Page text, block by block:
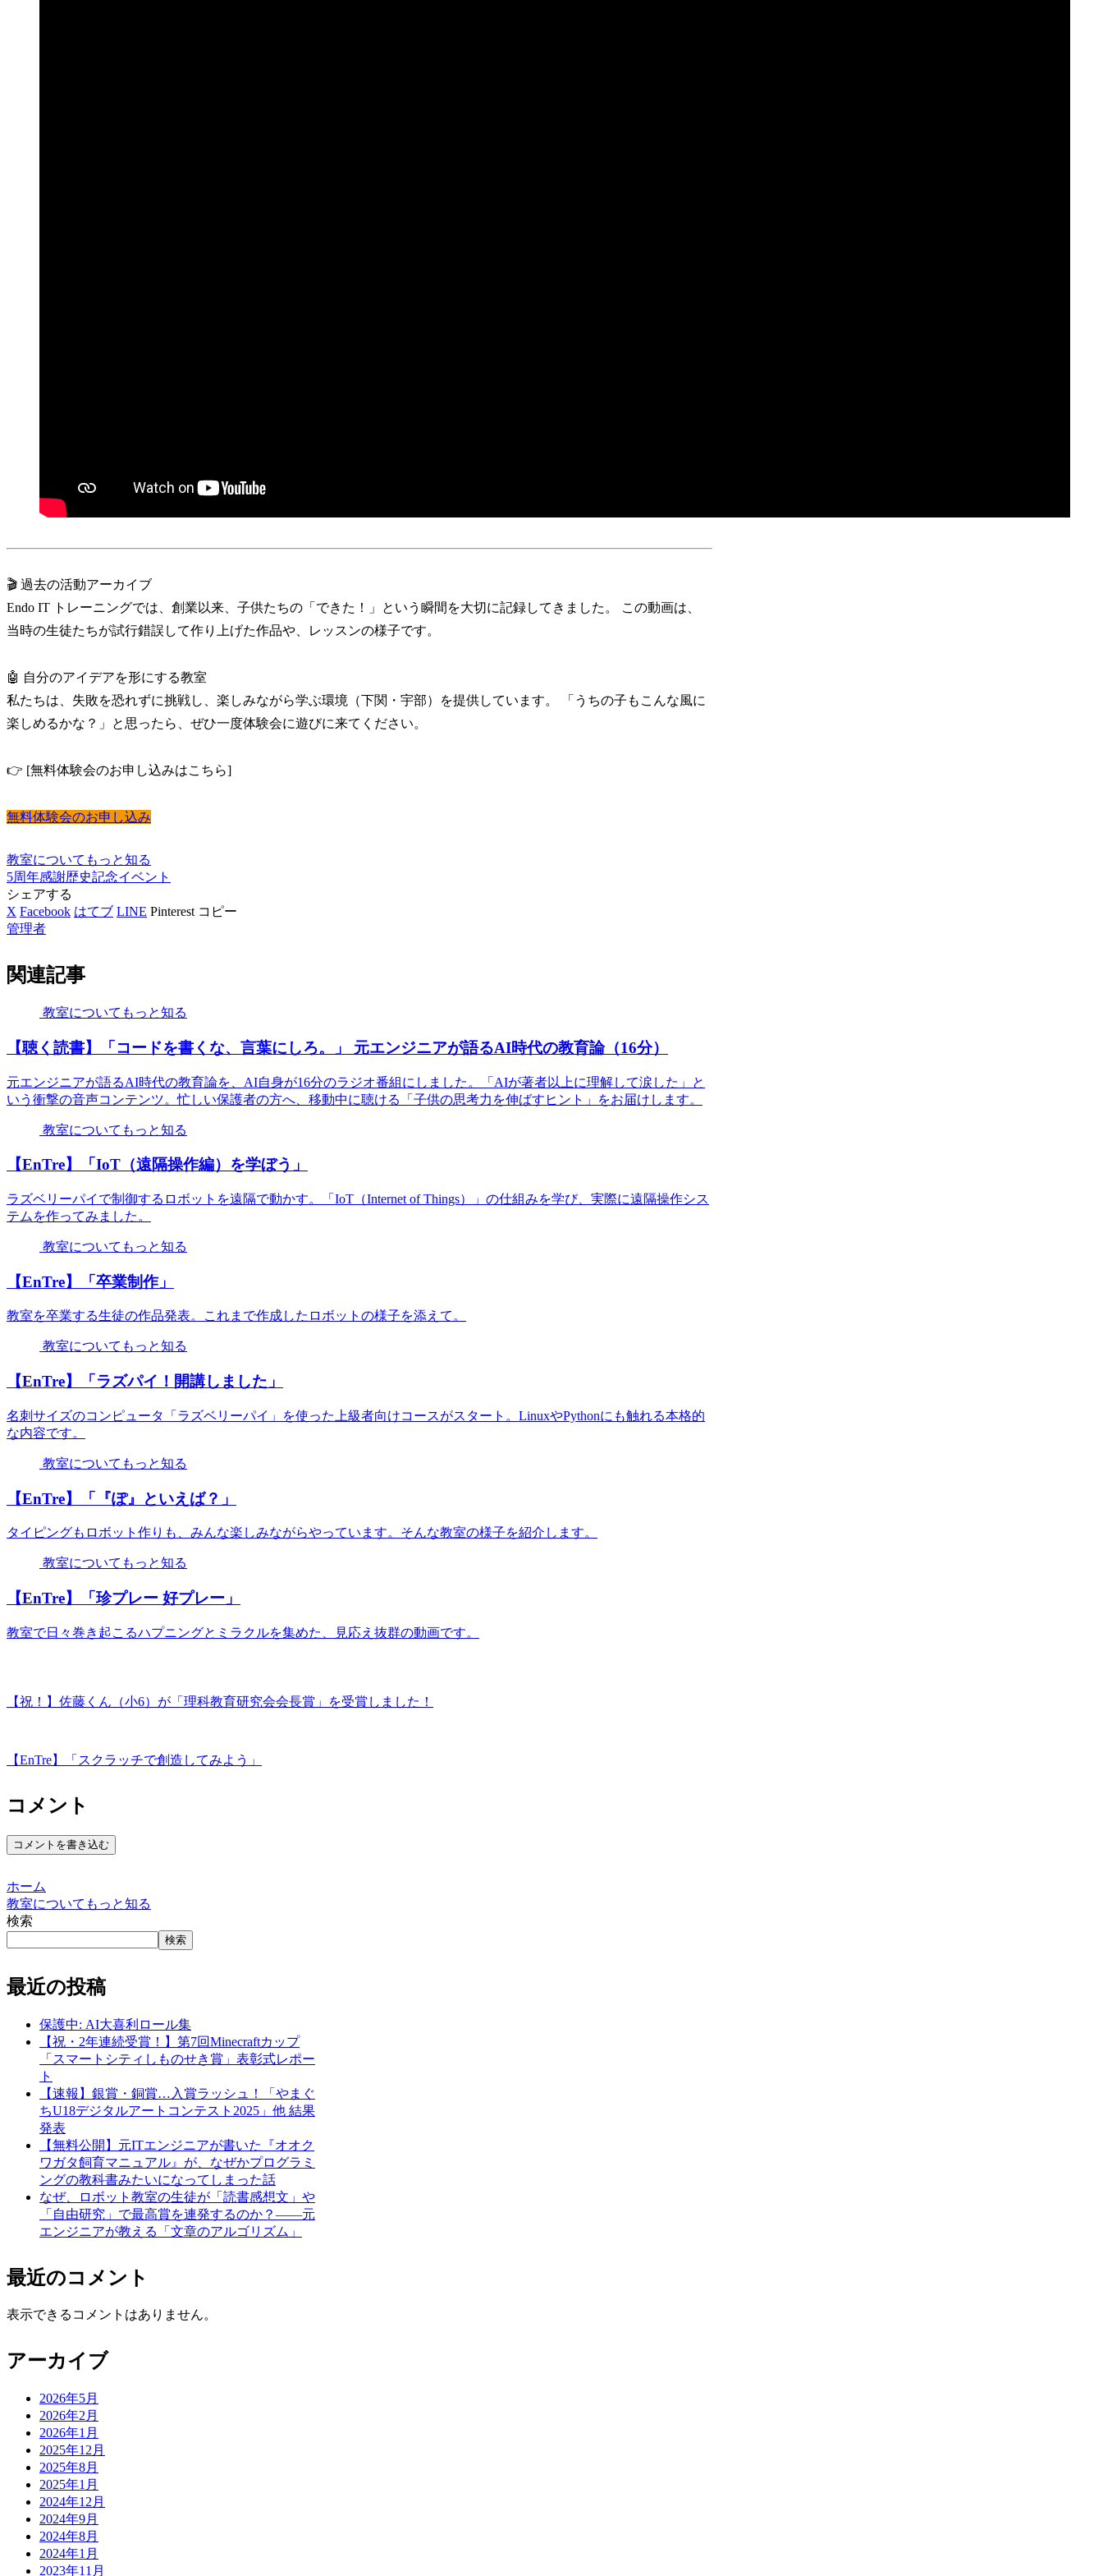
🎬 過去の活動アーカイブ
Endo IT トレーニングでは、創業以来、子供たちの「できた！」という瞬間を大切に記録してきました。 この動画は、
当時の生徒たちが試行錯誤して作り上げた作品や、レッスンの様子です。
🤖 自分のアイデアを形にする教室
私たちは、失敗を恐れずに挑戦し、楽しみながら学ぶ環境（下関・宇部）を提供しています。 「うちの子もこんな風に
楽しめるかな？」と思ったら、ぜひ一度体験会に遊びに来てください。
👉 [無料体験会のお申し込みはこちら]
無料体験会のお申し込み
教室についてもっと知る
5周年感謝歴史記念イベント
シェアする
X Facebook はてブ LINE Pinterest コピー
管理者
関連記事
教室についてもっと知る
【聴く読書】「コードを書くな、言葉にしろ。」 元エンジニアが語るAI時代の教育論（16分）
元エンジニアが語るAI時代の教育論を、AI自身が16分のラジオ番組にしました。「AIが著者以上に理解して涙した」と
いう衝撃の音声コンテンツ。忙しい保護者の方へ、移動中に聴ける「子供の思考力を伸ばすヒント」をお届けします。
教室についてもっと知る
【EnTre】「IoT（遠隔操作編）を学ぼう」
ラズベリーパイで制御するロボットを遠隔で動かす。「IoT（Internet of Things）」の仕組みを学び、実際に遠隔操作シス
テムを作ってみました。
教室についてもっと知る
【EnTre】「卒業制作」
教室を卒業する生徒の作品発表。これまで作成したロボットの様子を添えて。
教室についてもっと知る
【EnTre】「ラズパイ！開講しました」
名刺サイズのコンピュータ「ラズベリーパイ」を使った上級者向けコースがスタート。LinuxやPythonにも触れる本格的
な内容です。
教室についてもっと知る
【EnTre】「『ぽ』といえば？」
タイピングもロボット作りも、みんな楽しみながらやっています。そんな教室の様子を紹介します。
教室についてもっと知る
【EnTre】「珍プレー 好プレー」
教室で日々巻き起こるハプニングとミラクルを集めた、見応え抜群の動画です。
【祝！】佐藤くん（小6）が「理科教育研究会会長賞」を受賞しました！
【EnTre】「スクラッチで創造してみよう」
コメント
コメントを書き込む
ホーム
教室についてもっと知る
検索
検索
最近の投稿
保護中: AI大喜利ロール集
【祝・2年連続受賞！】第7回Minecraftカップ
「スマートシティしものせき賞」表彰式レポー
ト
【速報】銀賞・銅賞…入賞ラッシュ！「やまぐ
ちU18デジタルアートコンテスト2025」他 結果
発表
【無料公開】元ITエンジニアが書いた『オオク
ワガタ飼育マニュアル』が、なぜかプログラミ
ングの教科書みたいになってしまった話
なぜ、ロボット教室の生徒が「読書感想文」や
「自由研究」で最高賞を連発するのか？——元
エンジニアが教える「文章のアルゴリズム」
最近のコメント
表示できるコメントはありません。
アーカイブ
2026年5月
2026年2月
2026年1月
2025年12月
2025年8月
2025年1月
2024年12月
2024年9月
2024年8月
2024年1月
2023年11月